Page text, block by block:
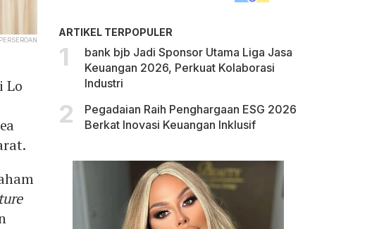
Lo
ARTIKEL TERPOPULER
bank bjb Jadi Sponsor Utama Liga Jasa
Keuangan 2026, Perkuat Kolaborasi
Industri
Pegadaian Raih Penghargaan ESG 2026
Berkat Inovasi Keuangan Inklusif